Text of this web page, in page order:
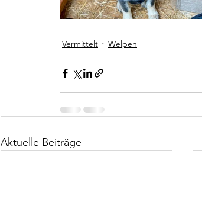
Vermittelt Welpen
Aktuelle Beiträge